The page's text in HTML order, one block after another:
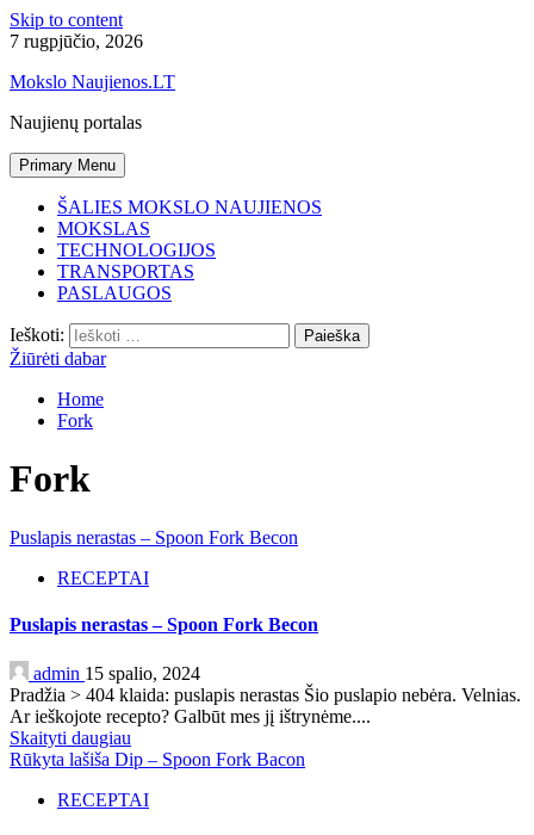
Skip to content
7 rugpjūčio, 2026
Mokslo Naujienos.LT
Naujienų portalas
Primary Menu
ŠALIES MOKSLO NAUJIENOS
MOKSLAS
TECHNOLOGIJOS
TRANSPORTAS
PASLAUGOS
Ieškoti:
Žiūrėti dabar
Home
Fork
Fork
Puslapis nerastas – Spoon Fork Becon
RECEPTAI
Puslapis nerastas – Spoon Fork Becon
admin 15 spalio, 2024
Pradžia > 404 klaida: puslapis nerastas Šio puslapio nebėra. Velnias.
Ar ieškojote recepto? Galbūt mes jį ištrynėme....
Skaityti daugiau
Rūkyta lašiša Dip – Spoon Fork Bacon
RECEPTAI